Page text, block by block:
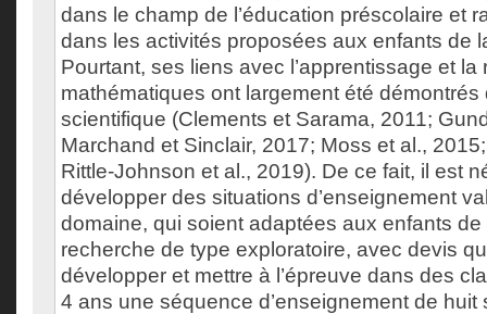
dans le champ de l’éducation préscolaire et
dans les activités proposées aux enfants de
Pourtant, ses liens avec l’apprentissage et la
mathématiques ont largement été démontrés
scientifique (Clements et Sarama, 2011;
Marchand et Sinclair, 2017; Moss et al.,
Rittle-Johnson et al., 2019). De ce fait, il est
développer des situations d’enseignement
domaine, qui soient adaptées aux enfants
recherche de type exploratoire, avec devis
développer et mettre à l’épreuve dans des
4 ans une séquence d’enseignement de huit